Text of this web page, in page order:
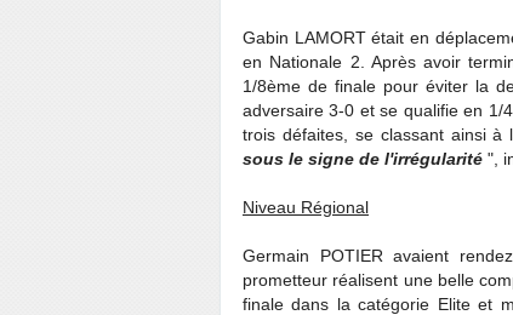
Gabin LAMORT était en
en Nationale 2. Après avoir
1/8ème de finale pour éviter la
adversaire 3-0 et se qualifie en 1/
trois défaites, se classant ainsi
sous le signe de l'irrégularité ",
Niveau Régional
Germain POTIER avaient
prometteur réalisent une belle
finale dans la catégorie Elite et